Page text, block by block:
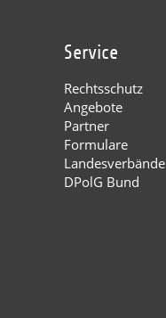
Service
Rechtsschutz
Angebote
Partner
Formulare
Landesverbände
DPolG Bund